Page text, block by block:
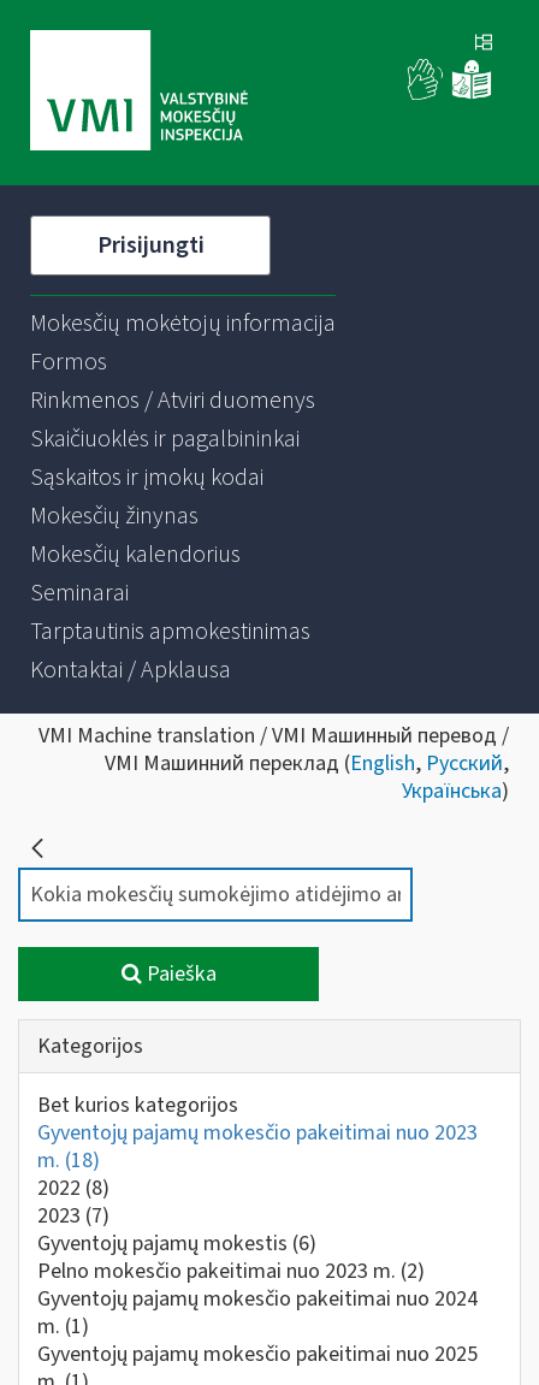
Prisijungti
Mokesčių mokėtojų informacija
Formos
Rinkmenos / Atviri duomenys
Skaičiuoklės ir pagalbininkai
Sąskaitos ir įmokų kodai
Mokesčių žinynas
Mokesčių kalendorius
Seminarai
Tarptautinis apmokestinimas
Kontaktai / Apklausa
VMI Machine translation / VMI Машинный перевод /
VMI Машинний переклад (English, Русский,
Українська)
Paieška
Kategorijos
Bet kurios kategorijos
Gyventojų pajamų mokesčio pakeitimai nuo 2023
m. (18)
2022 (8)
2023 (7)
Gyventojų pajamų mokestis (6)
Pelno mokesčio pakeitimai nuo 2023 m. (2)
Gyventojų pajamų mokesčio pakeitimai nuo 2024
m. (1)
Gyventojų pajamų mokesčio pakeitimai nuo 2025